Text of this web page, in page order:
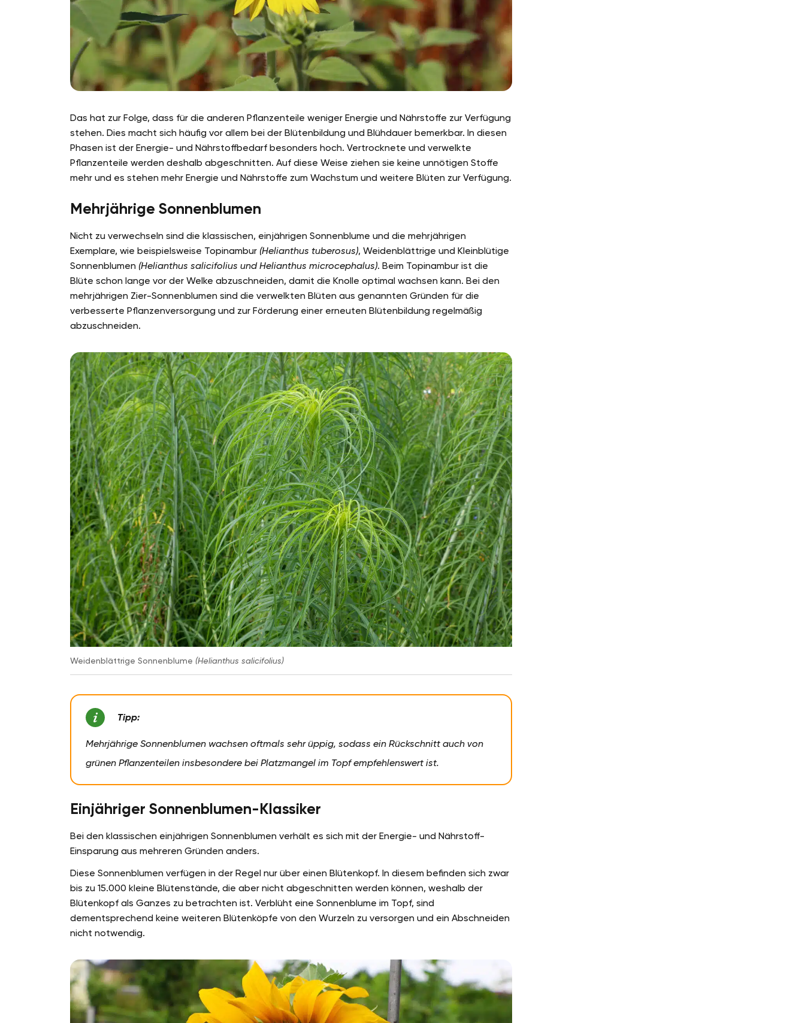
Das hat zur Folge, dass für die anderen Pflanzenteile weniger Energie und Nährstoffe zur Verfügung
stehen. Dies macht sich häufig vor allem bei der Blütenbildung und Blühdauer bemerkbar. In diesen
Phasen ist der Energie- und Nährstoffbedarf besonders hoch. Vertrocknete und verwelkte
Pflanzenteile werden deshalb abgeschnitten. Auf diese Weise ziehen sie keine unnötigen Stoffe
mehr und es stehen mehr Energie und Nährstoffe zum Wachstum und weitere Blüten zur Verfügung.
Mehrjährige Sonnenblumen
Nicht zu verwechseln sind die klassischen, einjährigen Sonnenblume und die mehrjährigen
Exemplare, wie beispielsweise Topinambur (Helianthus tuberosus), Weidenblättrige und Kleinblütige
Sonnenblumen (Helianthus salicifolius und Helianthus microcephalus). Beim Topinambur ist die
Blüte schon lange vor der Welke abzuschneiden, damit die Knolle optimal wachsen kann. Bei den
mehrjährigen Zier-Sonnenblumen sind die verwelkten Blüten aus genannten Gründen für die
verbesserte Pflanzenversorgung und zur Förderung einer erneuten Blütenbildung regelmäßig
abzuschneiden.
Weidenblättrige Sonnenblume (Helianthus salicifolius)
Tipp:
Mehrjährige Sonnenblumen wachsen oftmals sehr üppig, sodass ein Rückschnitt auch von
grünen Pflanzenteilen insbesondere bei Platzmangel im Topf empfehlenswert ist.
Einjähriger Sonnenblumen-Klassiker
Bei den klassischen einjährigen Sonnenblumen verhält es sich mit der Energie- und Nährstoff-
Einsparung aus mehreren Gründen anders.
Diese Sonnenblumen verfügen in der Regel nur über einen Blütenkopf. In diesem befinden sich zwar
bis zu 15.000 kleine Blütenstände, die aber nicht abgeschnitten werden können, weshalb der
Blütenkopf als Ganzes zu betrachten ist. Verblüht eine Sonnenblume im Topf, sind
dementsprechend keine weiteren Blütenköpfe von den Wurzeln zu versorgen und ein Abschneiden
nicht notwendig.